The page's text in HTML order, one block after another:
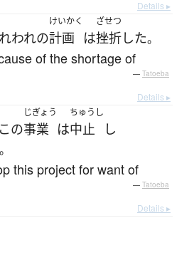
Details ▸
われの
けいかく
計画 は
ざせつ
挫折した。
of the shortage of
— Tatoeba
Details ▸
この
じぎょう
事業 は
ちゅうし
中止
し
。
this project for want of
— Tatoeba
Details ▸